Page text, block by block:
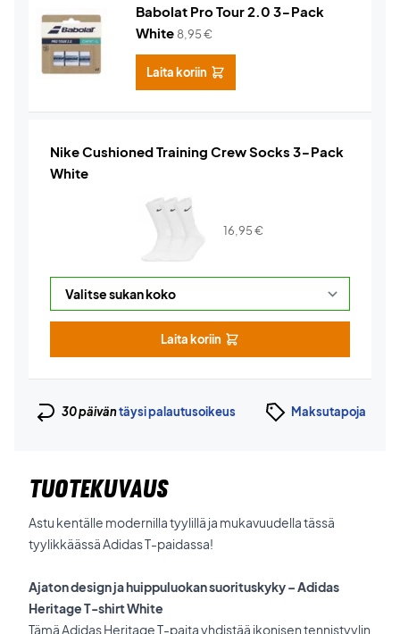
Babolat Pro Tour 2.0 3-Pack
White 8,95€
Laita koriin
Nike Cushioned Training Crew Socks 3-Pack
White
16,95€
Laita koriin
30 päiväntäysi palautusoikeus Maksutapoja
TUOTEKUVAUS
Astu kentälle modernilla tyylillä ja mukavuudella tässä
tyylikkäässä Adidas T-paidassa!
Ajaton design ja huippuluokan suorituskyky – Adidas
Heritage T-shirt White
Tämä Adidas Heritage T-paita yhdistää ikonisen tennistyylin